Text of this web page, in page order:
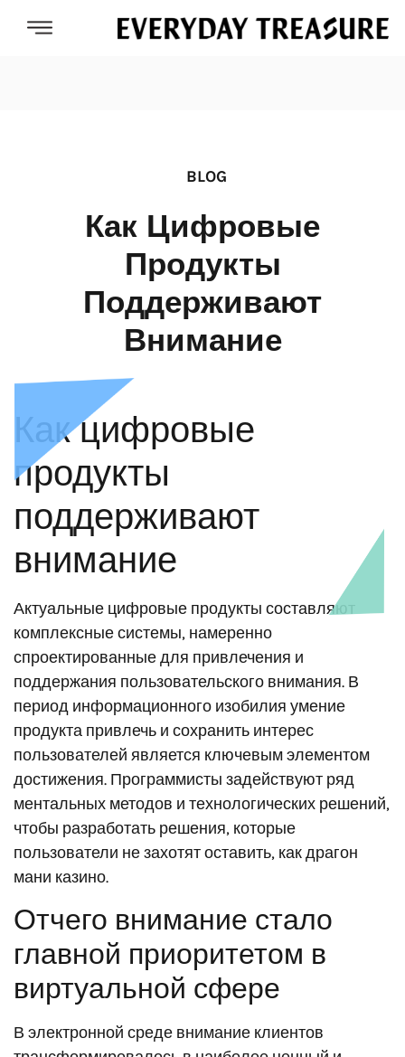
BLOG
Как Цифровые
Продукты
Поддерживают
Внимание
Как цифровые
продукты
поддерживают
внимание
Актуальные цифровые продукты составляют
комплексные системы, намеренно
спроектированные для привлечения и
поддержания пользовательского внимания. В
период информационного изобилия умение
продукта привлечь и сохранить интерес
пользователей является ключевым элементом
достижения. Программисты задействуют ряд
ментальных методов и технологических решений,
чтобы разработать решения, которые
пользователи не захотят оставить, как драгон
мани казино.
Отчего внимание стало
главной приоритетом в
виртуальной сфере
В электронной среде внимание клиентов